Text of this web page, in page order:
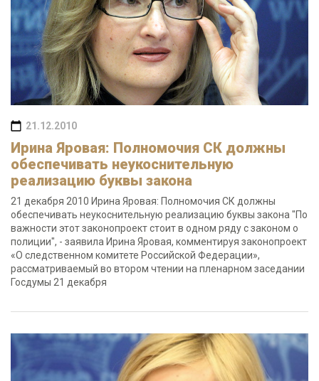
21.12.2010
Ирина Яровая: Полномочия СК должны
обеспечивать неукоснительную
реализацию буквы закона
21 декабря 2010 Ирина Яровая: Полномочия СК должны
обеспечивать неукоснительную реализацию буквы закона "По
важности этот законопроект стоит в одном ряду с законом о
полиции", - заявила Ирина Яровая, комментируя законопроект
«О следственном комитете Российской Федерации»,
рассматриваемый во втором чтении на пленарном заседании
Госдумы 21 декабря